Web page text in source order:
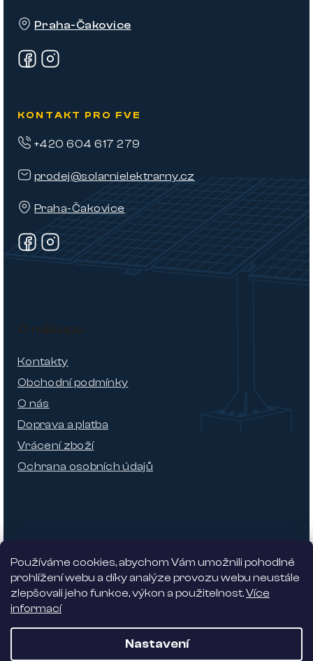
Používáme cookies, abychom Vám umožnili pohodlné
prohlížení webu a díky analýze provozu webu neustále
zlepšovali jeho funkce, výkon a použitelnost.Více
informací
Nastavení
Praha-Čakovice
KONTAKT PRO FVE
prodej@solarnielektrarny.cz
Praha-Čakovice
+420 604 617 279
O nákupu
Kontakty
Obchodní podmínky
O nás
Doprava a platba
Vrácení zboží
Ochrana osobních údajů